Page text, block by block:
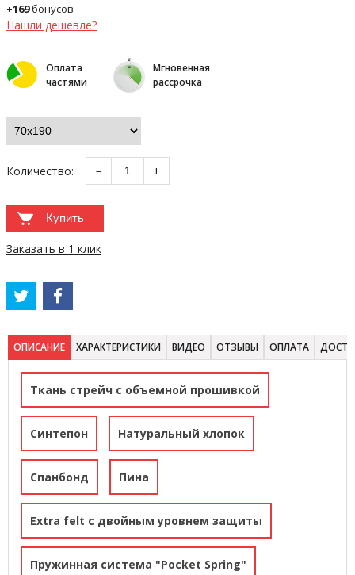
+169бонусов
Нашли дешевле?
Оплата
частями
Мгновенная
рассрочка
Количество: − +
Купить
Заказать в 1 клик
ОПИСАНИЕ ХАРАКТЕРИСТИКИ ВИДЕО ОТЗЫВЫ ОПЛАТА
Ткань стрейч с объемной прошивкой
Синтепон Натуральный хлопок
Спанбонд Пина
Extra felt с двойным уровнем защиты
Пружинная система "Pocket Spring"